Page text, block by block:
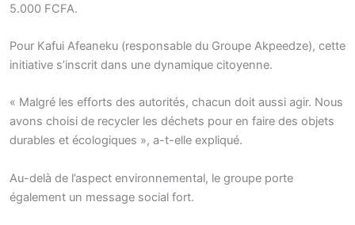
5.000 FCFA.
Pour Kafui Afeaneku (responsable du Groupe Akpeedze), cette
initiative s’inscrit dans une dynamique citoyenne.
« Malgré les efforts des autorités, chacun doit aussi agir. Nous
avons choisi de recycler les déchets pour en faire des objets
durables et écologiques », a-t-elle expliqué.
Au-delà de l’aspect environnemental, le groupe porte
également un message social fort.